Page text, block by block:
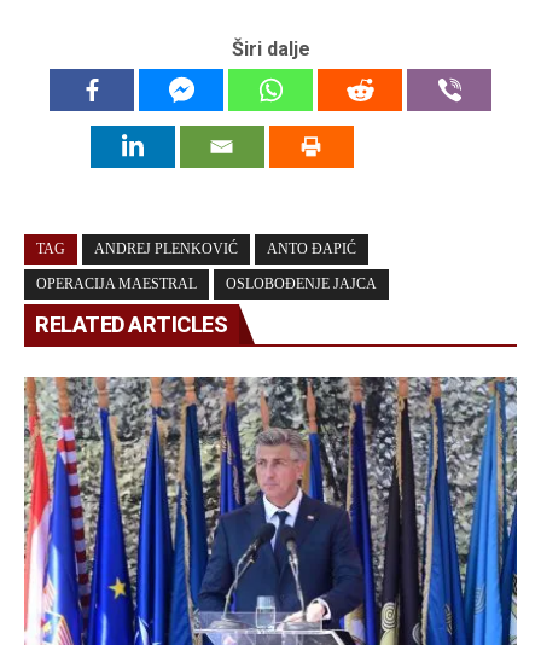
Širi dalje
TAG ANDREJ PLENKOVIĆ ANTO ĐAPIĆ
OPERACIJA MAESTRAL OSLOBOĐENJE JAJCA
RELATED ARTICLES